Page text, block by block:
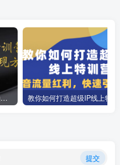
0基础短视频创作特训营：拍摄+剪辑+创作+变现方法
提交